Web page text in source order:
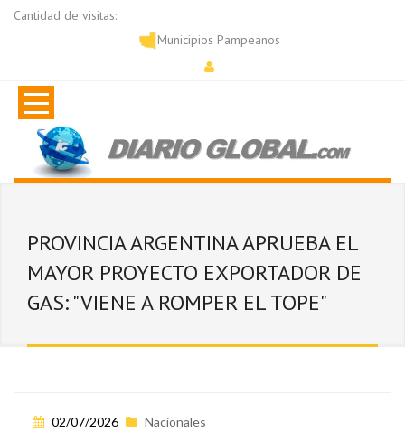
Cantidad de visitas:
Municipios Pampeanos
PROVINCIA ARGENTINA APRUEBA EL
MAYOR PROYECTO EXPORTADOR DE
GAS: "VIENE A ROMPER EL TOPE"
02/07/2026 Nacionales